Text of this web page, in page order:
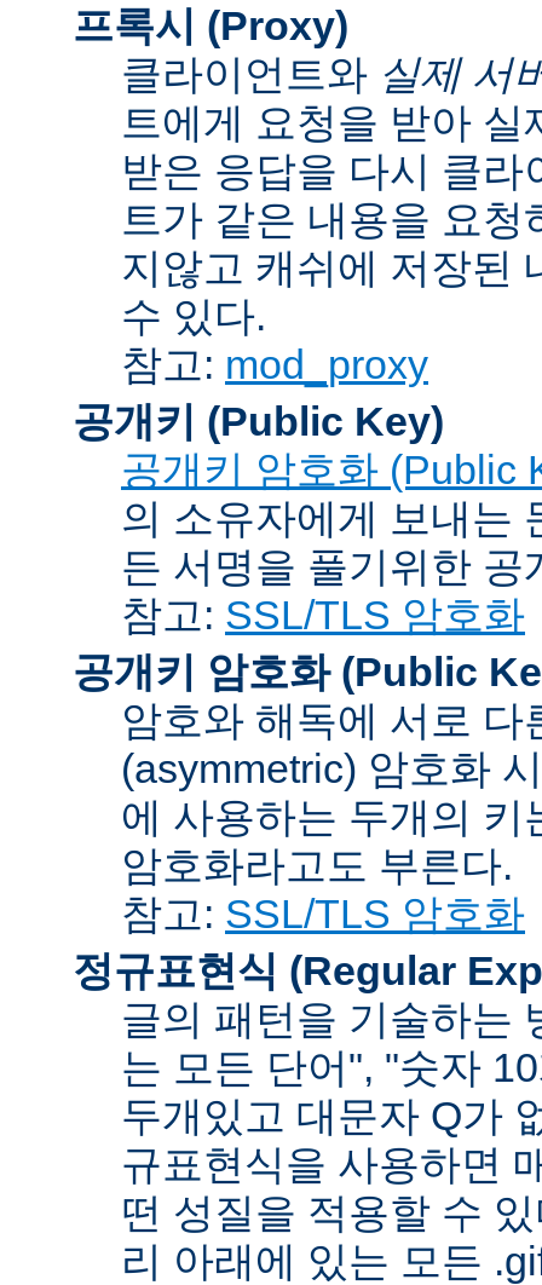
프록시 (Proxy)
클라이언트와 실제 서
트에게 요청을 받아
받은 응답을 다시 클
트가 같은 내용을 요
지않고 캐쉬에 저장된
수 있다.
참고: mod_proxy
공개키 (Public Key)
공개키 암호화 (Public
의 소유자에게 보내는
든 서명을 풀기위한 공
참고: SSL/TLS 암호화
공개키 암호화 (Public
암호와 해독에 서로
(asymmetric) 암호화
에 사용하는 두개의
암호화라고도 부른다.
참고: SSL/TLS 암호화
정규표현식 (Regular
글의 패턴을 기술하는
는 모든 단어", "숫자
두개있고 대문자 Q가
규표현식을 사용하면
떤 성질을 적용할 수
리 아래에 있는 모든